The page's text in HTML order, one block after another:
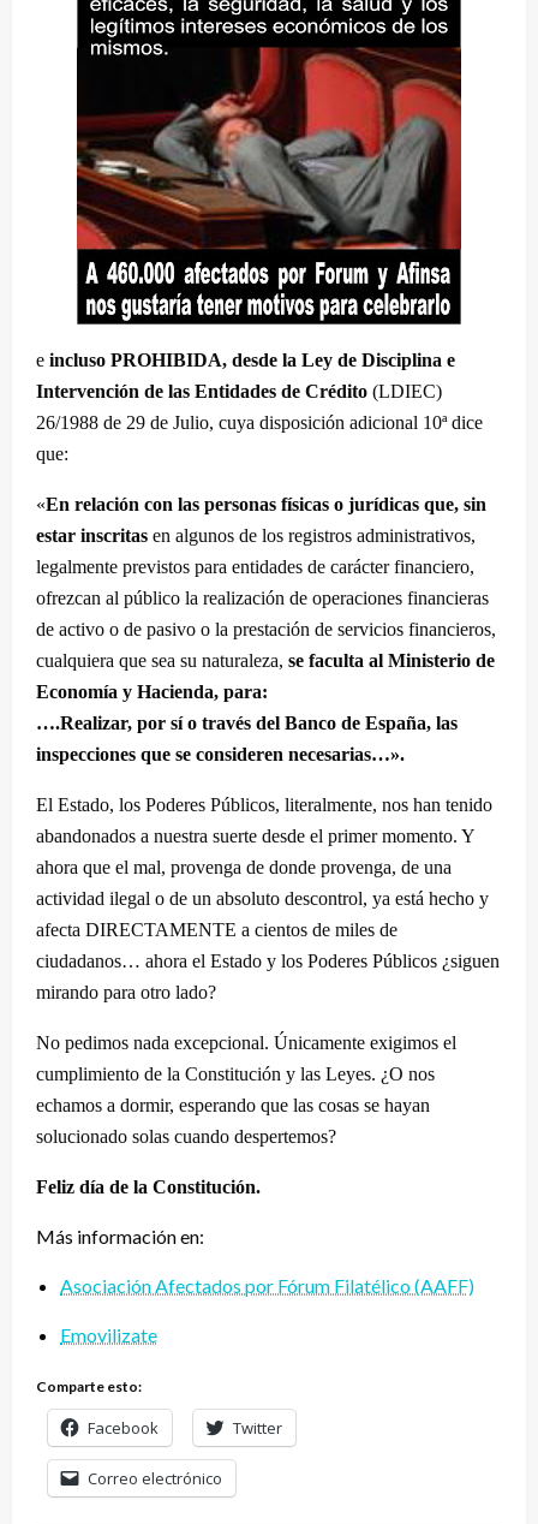
e incluso PROHIBIDA, desde la Ley de Disciplina e
Intervención de las Entidades de Crédito (LDIEC)
26/1988 de 29 de Julio, cuya disposición adicional 10ª dice
que:
«En relación con las personas físicas o jurídicas que, sin
estar inscritas en algunos de los registros administrativos,
legalmente previstos para entidades de carácter financiero,
ofrezcan al público la realización de operaciones financieras
de activo o de pasivo o la prestación de servicios financieros,
cualquiera que sea su naturaleza, se faculta al Ministerio de
Economía y Hacienda, para:
….Realizar, por sí o través del Banco de España, las
inspecciones que se consideren necesarias…».
El Estado, los Poderes Públicos, literalmente, nos han tenido
abandonados a nuestra suerte desde el primer momento. Y
ahora que el mal, provenga de donde provenga, de una
actividad ilegal o de un absoluto descontrol, ya está hecho y
afecta DIRECTAMENTE a cientos de miles de
ciudadanos… ahora el Estado y los Poderes Públicos ¿siguen
mirando para otro lado?
No pedimos nada excepcional. Únicamente exigimos el
cumplimiento de la Constitución y las Leyes. ¿O nos
echamos a dormir, esperando que las cosas se hayan
solucionado solas cuando despertemos?
Feliz día de la Constitución.
Más información en:
Asociación Afectados por Fórum Filatélico (AAFF)
Emovilizate
Comparte esto:
Facebook Twitter
Correo electrónico